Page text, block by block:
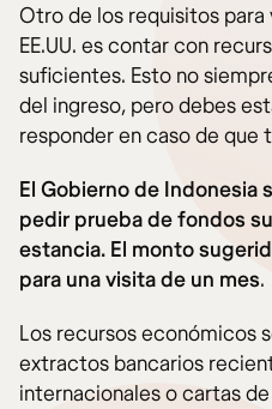
Otro de los requisitos para
EE.UU. es contar con
suficientes. Esto no
del ingreso, pero debes
responder en caso de que
El Gobierno de Indonesia
pedir prueba de fondos
estancia. El monto
para una visita de un mes.
Los recursos económicos
extractos bancarios
internacionales o cartas